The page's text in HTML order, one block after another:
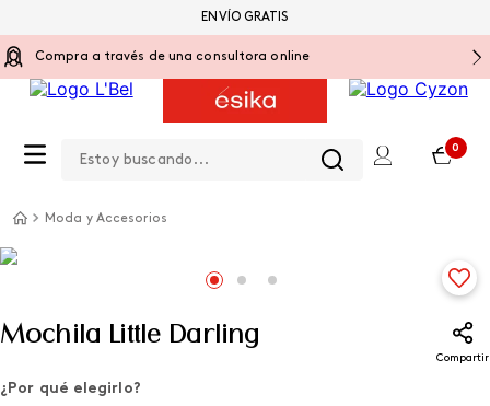
Compra a través de una consultora online
0
ENVÍO GRATIS
Moda y Accesorios
Mochila Little Darling
Compartir
¿Por qué elegirlo?